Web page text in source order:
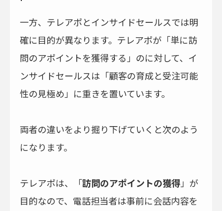
一方、テレアポとインサイドセールスでは明
確に目的が異なります。テレアポが「単に訪
問のアポイントを獲得する」のに対して、イ
ンサイドセールスは「顧客の育成と受注可能
性の見極め」に重きを置いています。
両者の違いをより掘り下げていくと次のよう
になります。
テレアポは、「訪問のアポイントの獲得」が
目的なので、電話担当者は事前に会話内容を